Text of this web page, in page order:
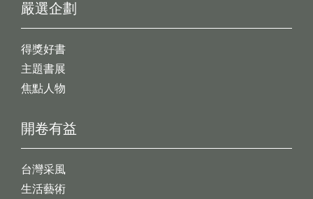
開卷有益
台灣采風
生活藝術
嚴選企劃
得獎好書
主題書展
焦點人物